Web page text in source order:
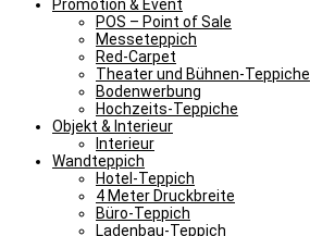
Promotion & Event
POS – Point of Sale
Messeteppich
Red-Carpet
Theater und Bühnen-Teppiche
Bodenwerbung
Hochzeits-Teppiche
Objekt & Interieur
Interieur
Wandteppich
Hotel-Teppich
4 Meter Druckbreite
Büro-Teppich
Ladenbau-Teppich